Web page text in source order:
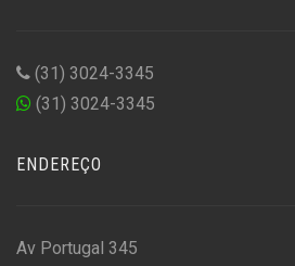
(31) 3024-3345
(31) 3024-3345
ENDEREÇO
Av Portugal 345